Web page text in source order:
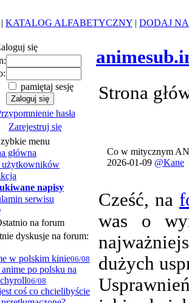
| KATALOG ALFABETYCZNY | DODAJ
się
pamiętaj sesję
hasła
Zarejestruj się
menu
główna
użytkowników
napisy
serwisu
na forum
dyskusje na forum:
w polskim kinie06/08
po polsku na
06/08
coś co chcielibyście
Strona
Co w mitycznym
2026-01-09 @Kane
Cześć, na
was o
dużych